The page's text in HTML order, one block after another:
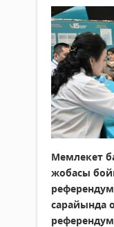
Мемлекет
жобасы
сарайында
референдум